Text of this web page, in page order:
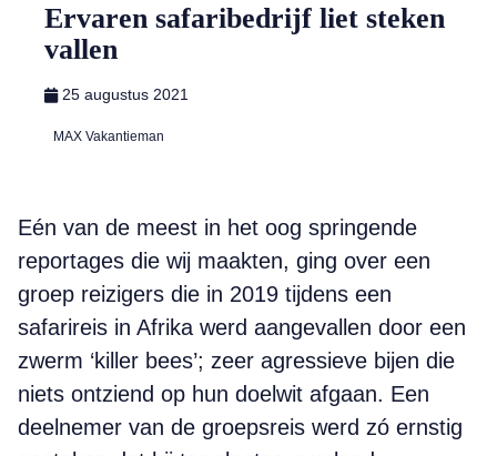
Ervaren safaribedrijf liet steken
vallen
25 augustus 2021
MAX Vakantieman
Eén van de meest in het oog springende
reportages die wij maakten, ging over een
groep reizigers die in 2019 tijdens een
safarireis in Afrika werd aangevallen door een
zwerm ‘killer bees’; zeer agressieve bijen die
niets ontziend op hun doelwit afgaan. Een
deelnemer van de groepsreis werd zó ernstig